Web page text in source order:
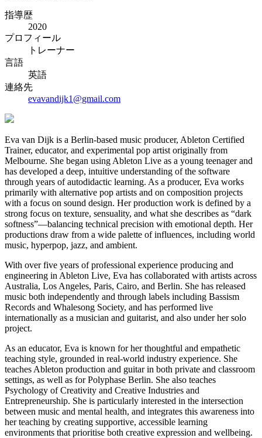
指導歴
2020
プロフィール
トレーナー
言語
英語
連絡先
evavandijk1@gmail.com
Eva van Dijk is a Berlin-based music producer, Ableton Certified
Trainer, educator, and experimental pop artist originally from
Melbourne. She began using Ableton Live as a young teenager and
has developed a deep, intuitive understanding of the software
through years of autodidactic learning. As a producer, Eva works
primarily with alternative pop artists and on composition projects
with a focus on sound design. Her production work is defined by a
strong focus on texture, sensuality, and what she describes as “dark
softness”—balancing technical precision with emotional depth. Her
productions draw from a wide palette of influences, including world
music, hyperpop, jazz, and ambient.
With over five years of professional experience producing and
engineering in Ableton Live, Eva has collaborated with artists across
Australia, Los Angeles, Paris, Cairo, and Berlin. She has released
music both independently and through labels including Bassism
Records and Whalesong Society, and has performed live
internationally as a musician and guitarist, and also under her solo
project.
As an educator, Eva is known for her thoughtful and empathetic
teaching style, grounded in real-world industry experience. She
teaches Ableton production and guitar in both private and classroom
settings, as well as for Polyphase Berlin. She also teaches
Psychology of Creativity and Creative Industries and
Entrepreneurship. She is particularly interested in the intersection
between music and mental health, and integrates this awareness into
her teaching by creating supportive, accessible learning
environments that prioritise both creative expression and wellbeing.